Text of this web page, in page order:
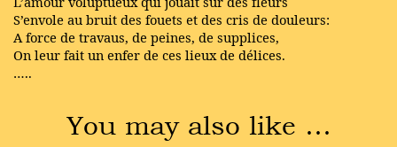
S’envole au bruit des fouets et des cris de douleurs:
A force de travaus, de peines, de supplices,
On leur fait un enfer de ces lieux de délices.
…..
You may also like …